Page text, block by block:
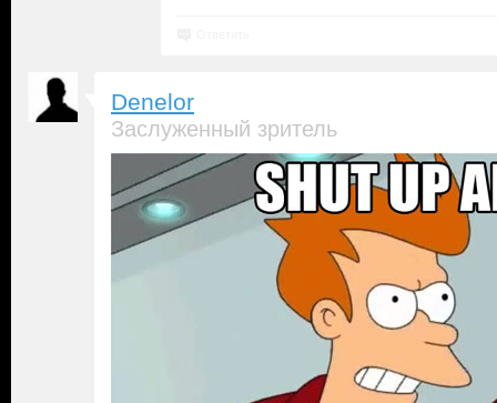
Denelor
Заслуженный зритель